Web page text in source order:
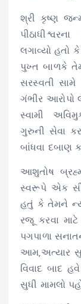
શ્રી કૃષ્ણ
લગાવ્યો હતો
પુખ્ત બાળકે
સરસ્વતી
ગંભીર આરોપો
સ્વામી
ગુરુની સેવા
બાંધવા દબાણ
આશુતોષ
સ્વરૂપે એક
હતું કે તેમને
રજૂ કરવા માટે
પગપાળા
આમ,અત્યાર
વિવાદ બાદ
સુધી મામલો